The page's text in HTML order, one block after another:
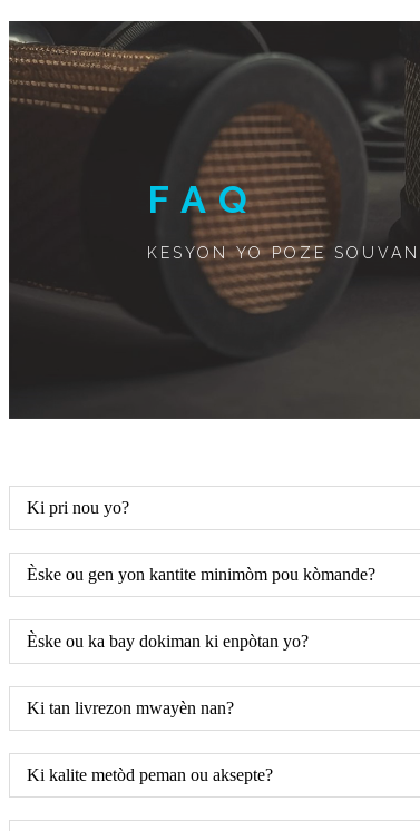
FAQ
KESYON YO POZE SOUVAN
Ki pri nou yo?
Èske ou gen yon kantite minimòm pou kòmande?
Èske ou ka bay dokiman ki enpòtan yo?
Ki tan livrezon mwayèn nan?
Ki kalite metòd peman ou aksepte?